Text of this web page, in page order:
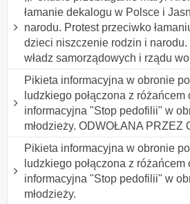
łamanie dekalogu w Polsce i
narodu. Protest przeciwko
dzieci niszczenie rodzin i
władz samorządowych i rządu
Pikieta informacyjna w obronie
ludzkiego połączona z różańcem
informacyjna "Stop pedofilii" w
młodzieży. ODWOŁANA PRZEZ
Pikieta informacyjna w obronie
ludzkiego połączona z różańcem
informacyjna "Stop pedofilii" w
młodzieży.